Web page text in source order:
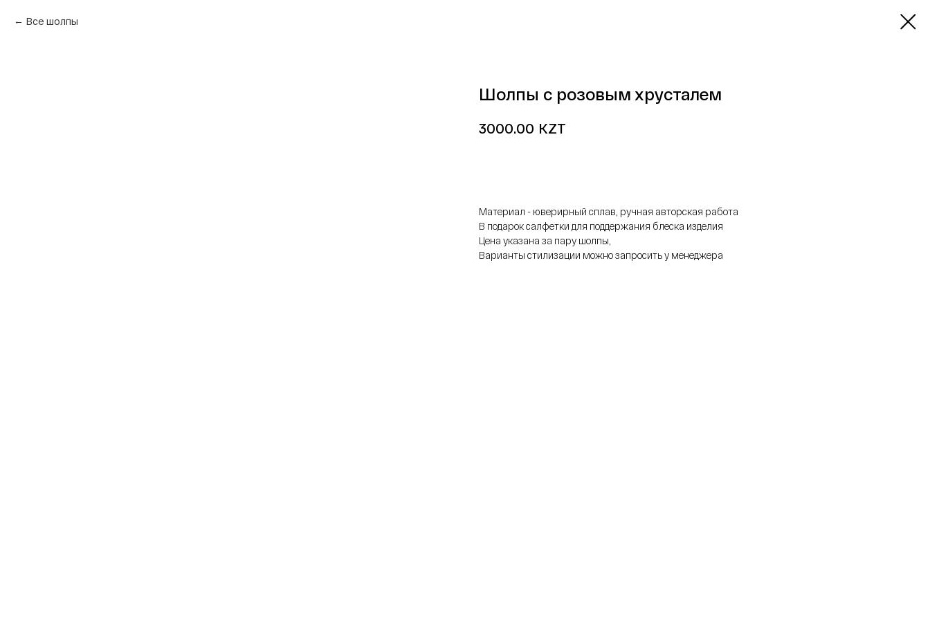
Все шолпы
Шолпы с розовым хрусталем
3000.00 KZT
Материал - юверирный сплав, ручная авторская работа
В подарок салфетки для поддержания блеска изделия
Цена указана за пару шолпы,
Варианты стилизации можно запросить у менеджера